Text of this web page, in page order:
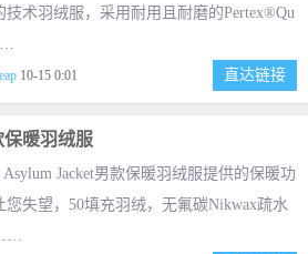
技术羽绒服，采用耐用且耐磨的Pertex®Qu
10-15 0:01 直达链接
保暖羽绒服
Asylum Jacket男款保暖羽绒服提供的保暖功
您失望，50填充羽绒，无氟碳Nikwax疏水